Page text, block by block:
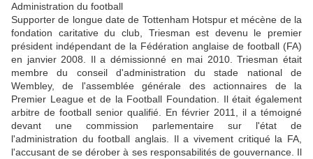
Administration du football
Supporter de longue date de Tottenham Hotspur et mécène de la
fondation caritative du club, Triesman est devenu le premier
président indépendant de la Fédération anglaise de football (FA)
en janvier 2008. Il a démissionné en mai 2010. Triesman était
membre du conseil d'administration du stade national de
Wembley, de l'assemblée générale des actionnaires de la
Premier League et de la Football Foundation. Il était également
arbitre de football senior qualifié. En février 2011, il a témoigné
devant une commission parlementaire sur l'état de
l'administration du football anglais. Il a vivement critiqué la FA,
l'accusant de se dérober à ses responsabilités de gouvernance. Il